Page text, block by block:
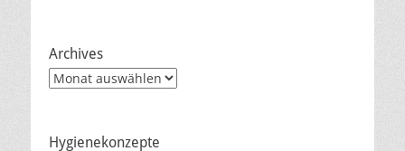
Archives
Archives
Hygienekonzepte